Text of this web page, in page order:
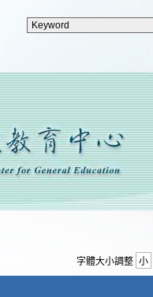
字體大小調整 小